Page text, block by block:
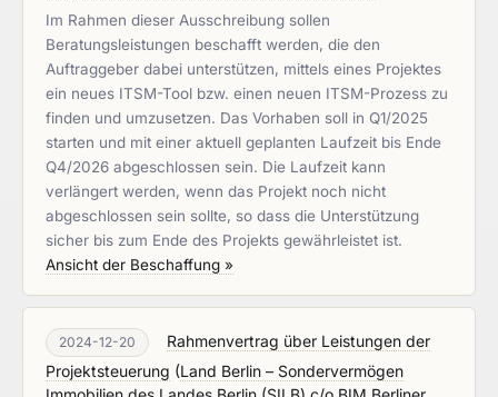
Im Rahmen dieser Ausschreibung sollen
Beratungsleistungen beschafft werden, die den
Auftraggeber dabei unterstützen, mittels eines Projektes
ein neues ITSM-Tool bzw. einen neuen ITSM-Prozess zu
finden und umzusetzen. Das Vorhaben soll in Q1/2025
starten und mit einer aktuell geplanten Laufzeit bis Ende
Q4/2026 abgeschlossen sein. Die Laufzeit kann
verlängert werden, wenn das Projekt noch nicht
abgeschlossen sein sollte, so dass die Unterstützung
sicher bis zum Ende des Projekts gewährleistet ist.
Ansicht der Beschaffung »
2024-12-20
Rahmenvertrag über Leistungen der
Projektsteuerung (Land Berlin – Sondervermögen